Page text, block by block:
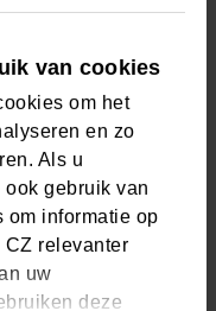
van cookies
om het
en zo
Als u
gebruik van
om informatie op
relevanter
uw
deze
dit najaar